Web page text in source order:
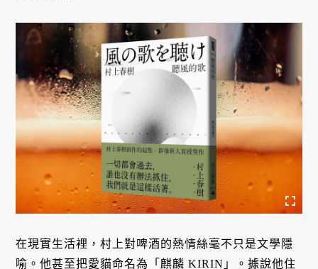
在現實生活裡，村上對啤酒的熱情絲毫不只是文學隱
喻。他甚至把愛貓命名為「麒麟 KIRIN」。據說他住